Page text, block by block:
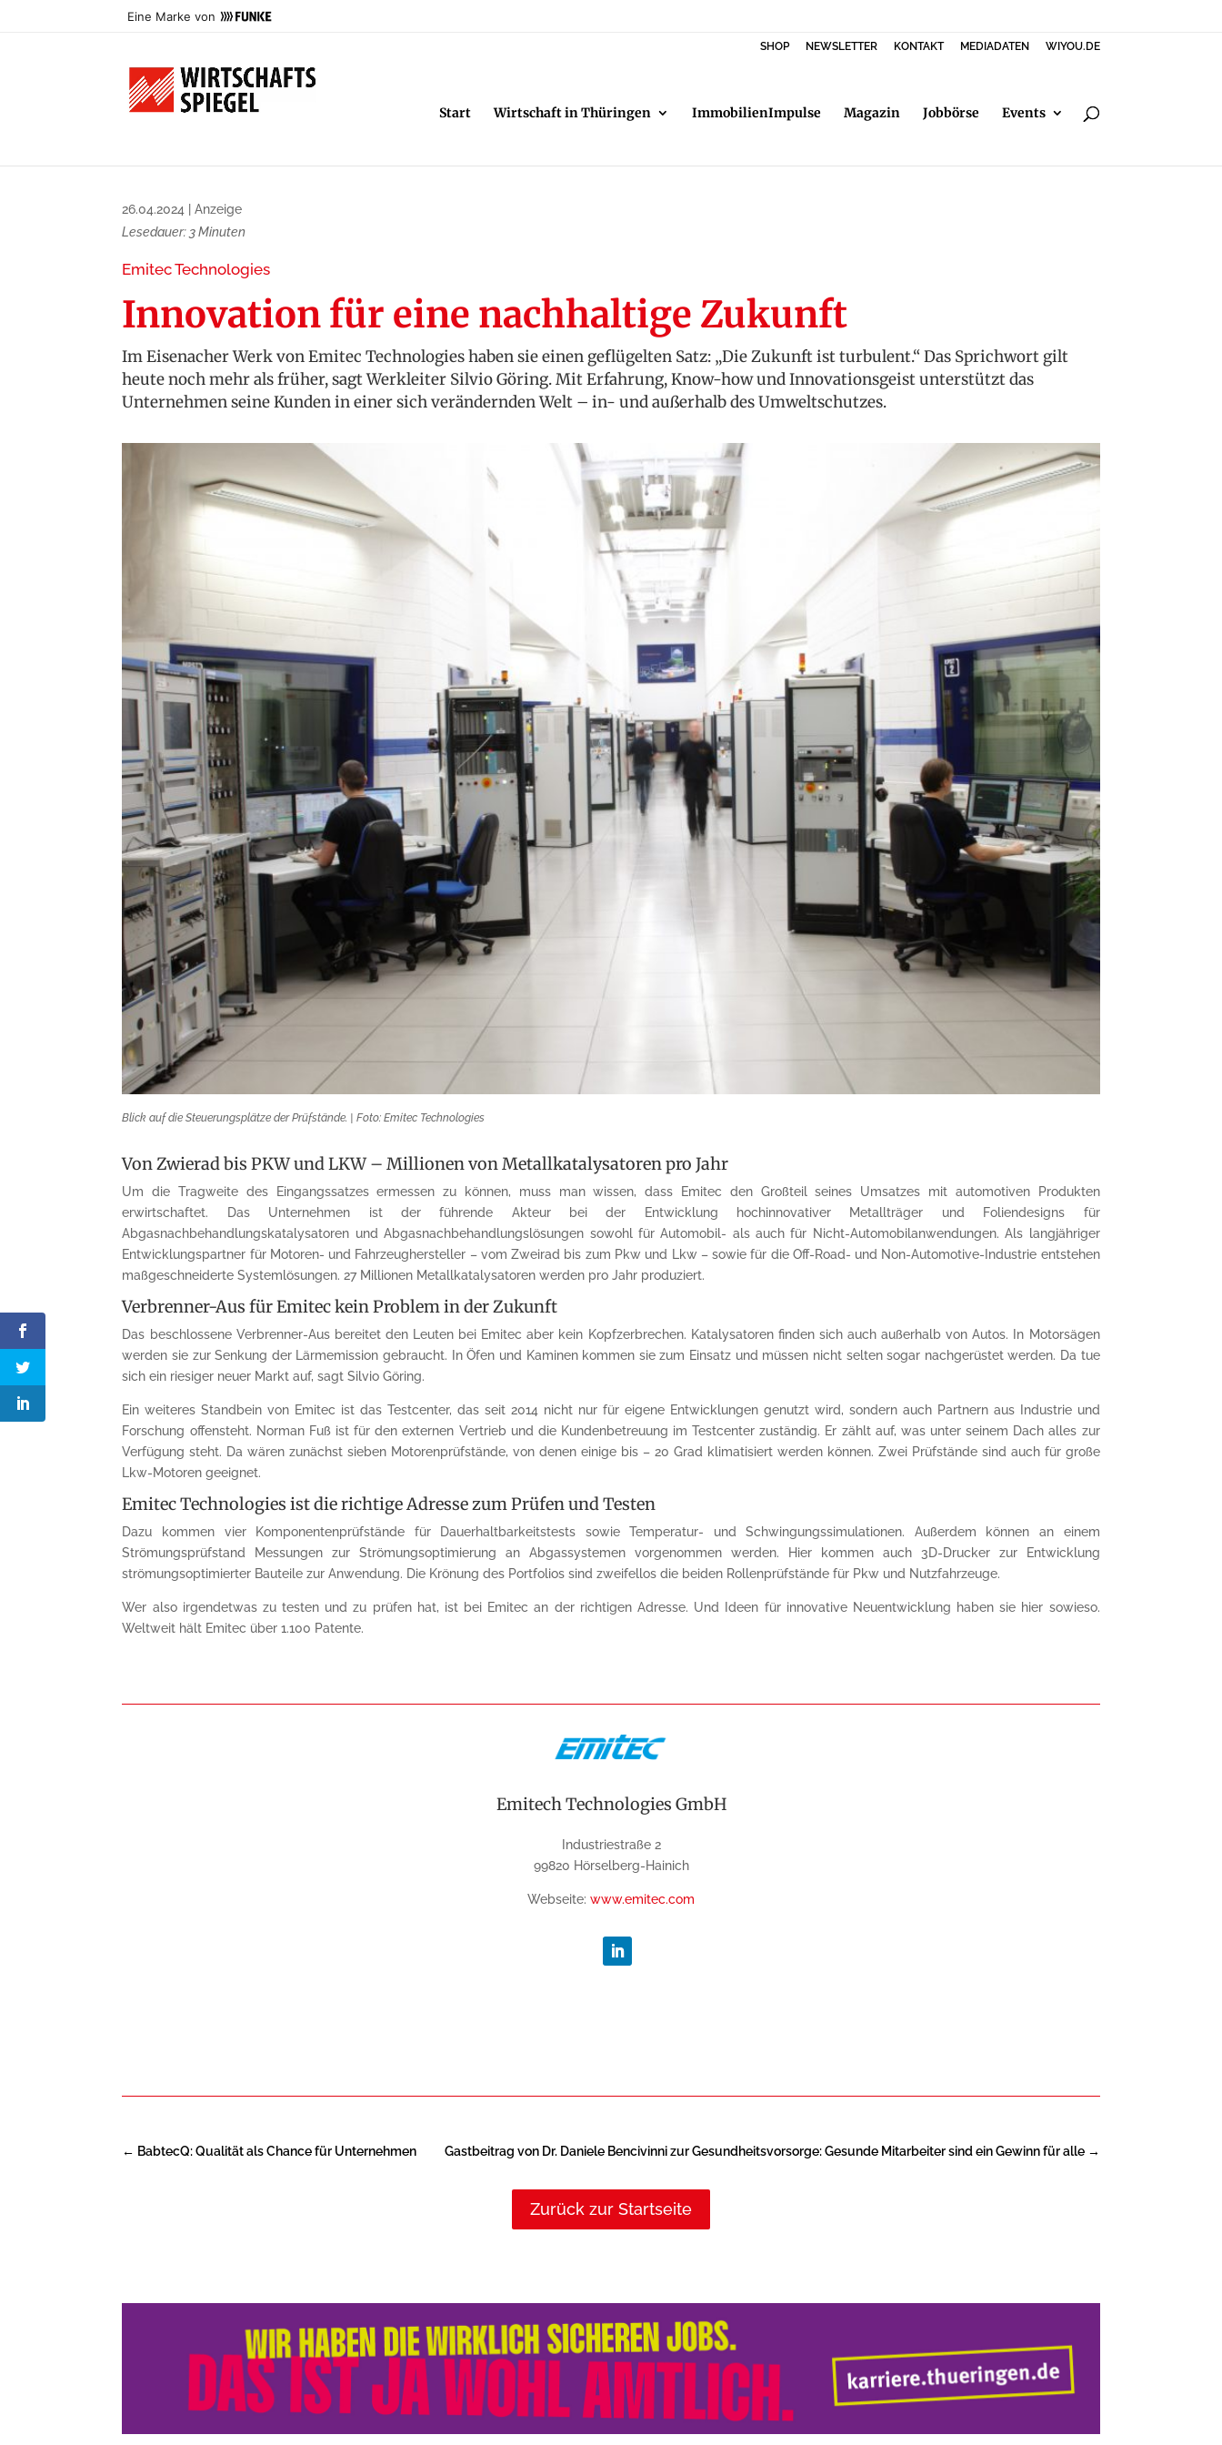
Eine Marke von
SHOP NEWSLETTER KONTAKT MEDIADATEN WIYOU.DE
Start Wirtschaft in Thüringen ImmobilienImpulse Magazin Jobbörse Events
26.04.2024 |Anzeige
Lesedauer: 3 Minuten
Emitec Technologies
Innovation für eine nachhaltige Zukunft
Im Eisenacher Werk von Emitec Technologies haben sie einen geflügelten Satz: „Die Zukunft ist turbulent.“ Das Sprichwort gilt
heute noch mehr als früher, sagt Werkleiter Silvio Göring. Mit Erfahrung, Know-how und Innovationsgeist unterstützt das
Unternehmen seine Kunden in einer sich verändernden Welt – in- und außerhalb des Umweltschutzes.
Blick auf die Steuerungsplätze der Prüfstände. | Foto: Emitec Technologies
Von Zwierad bis PKW und LKW – Millionen von Metallkatalysatoren pro Jahr
Um die Tragweite des Eingangssatzes ermessen zu können, muss man wissen, dass Emitec den Großteil seines Umsatzes mit automotiven Produkten
erwirtschaftet. Das Unternehmen ist der führende Akteur bei der Entwicklung hochinnovativer Metallträger und Foliendesigns für
Abgasnachbehandlungskatalysatoren und Abgasnachbehandlungslösungen sowohl für Automobil- als auch für Nicht-Automobilanwendungen. Als langjähriger
Entwicklungspartner für Motoren- und Fahrzeughersteller – vom Zweirad bis zum Pkw und Lkw – sowie für die Off-Road- und Non-Automotive-Industrie entstehen
maßgeschneiderte Systemlösungen. 27 Millionen Metallkatalysatoren werden pro Jahr produziert.
Verbrenner-Aus für Emitec kein Problem in der Zukunft
Das beschlossene Verbrenner-Aus bereitet den Leuten bei Emitec aber kein Kopfzerbrechen. Katalysatoren finden sich auch außerhalb von Autos. In Motorsägen
werden sie zur Senkung der Lärmemission gebraucht. In Öfen und Kaminen kommen sie zum Einsatz und müssen nicht selten sogar nachgerüstet werden. Da tue
sich ein riesiger neuer Markt auf, sagt Silvio Göring.
Ein weiteres Standbein von Emitec ist das Testcenter, das seit 2014 nicht nur für eigene Entwicklungen genutzt wird, sondern auch Partnern aus Industrie und
Forschung offensteht. Norman Fuß ist für den externen Vertrieb und die Kundenbetreuung im Testcenter zuständig. Er zählt auf, was unter seinem Dach alles zur
Verfügung steht. Da wären zunächst sieben Motorenprüfstände, von denen einige bis – 20 Grad klimatisiert werden können. Zwei Prüfstände sind auch für große
Lkw-Motoren geeignet.
Emitec Technologies ist die richtige Adresse zum Prüfen und Testen
Dazu kommen vier Komponentenprüfstände für Dauerhaltbarkeitstests sowie Temperatur- und Schwingungssimulationen. Außerdem können an einem
Strömungsprüfstand Messungen zur Strömungsoptimierung an Abgassystemen vorgenommen werden. Hier kommen auch 3D-Drucker zur Entwicklung
strömungsoptimierter Bauteile zur Anwendung. Die Krönung des Portfolios sind zweifellos die beiden Rollenprüfstände für Pkw und Nutzfahrzeuge.
Wer also irgendetwas zu testen und zu prüfen hat, ist bei Emitec an der richtigen Adresse. Und Ideen für innovative Neuentwicklung haben sie hier sowieso.
Weltweit hält Emitec über 1.100 Patente.
Emitech Technologies GmbH
Industriestraße 2
99820 Hörselberg-Hainich
Webseite: www.emitec.com
← BabtecQ: Qualität als Chance für Unternehmen Gastbeitrag von Dr. Daniele Bencivinni zur Gesundheitsvorsorge: Gesunde Mitarbeiter sind ein Gewinn für alle→
Zurück zur Startseite